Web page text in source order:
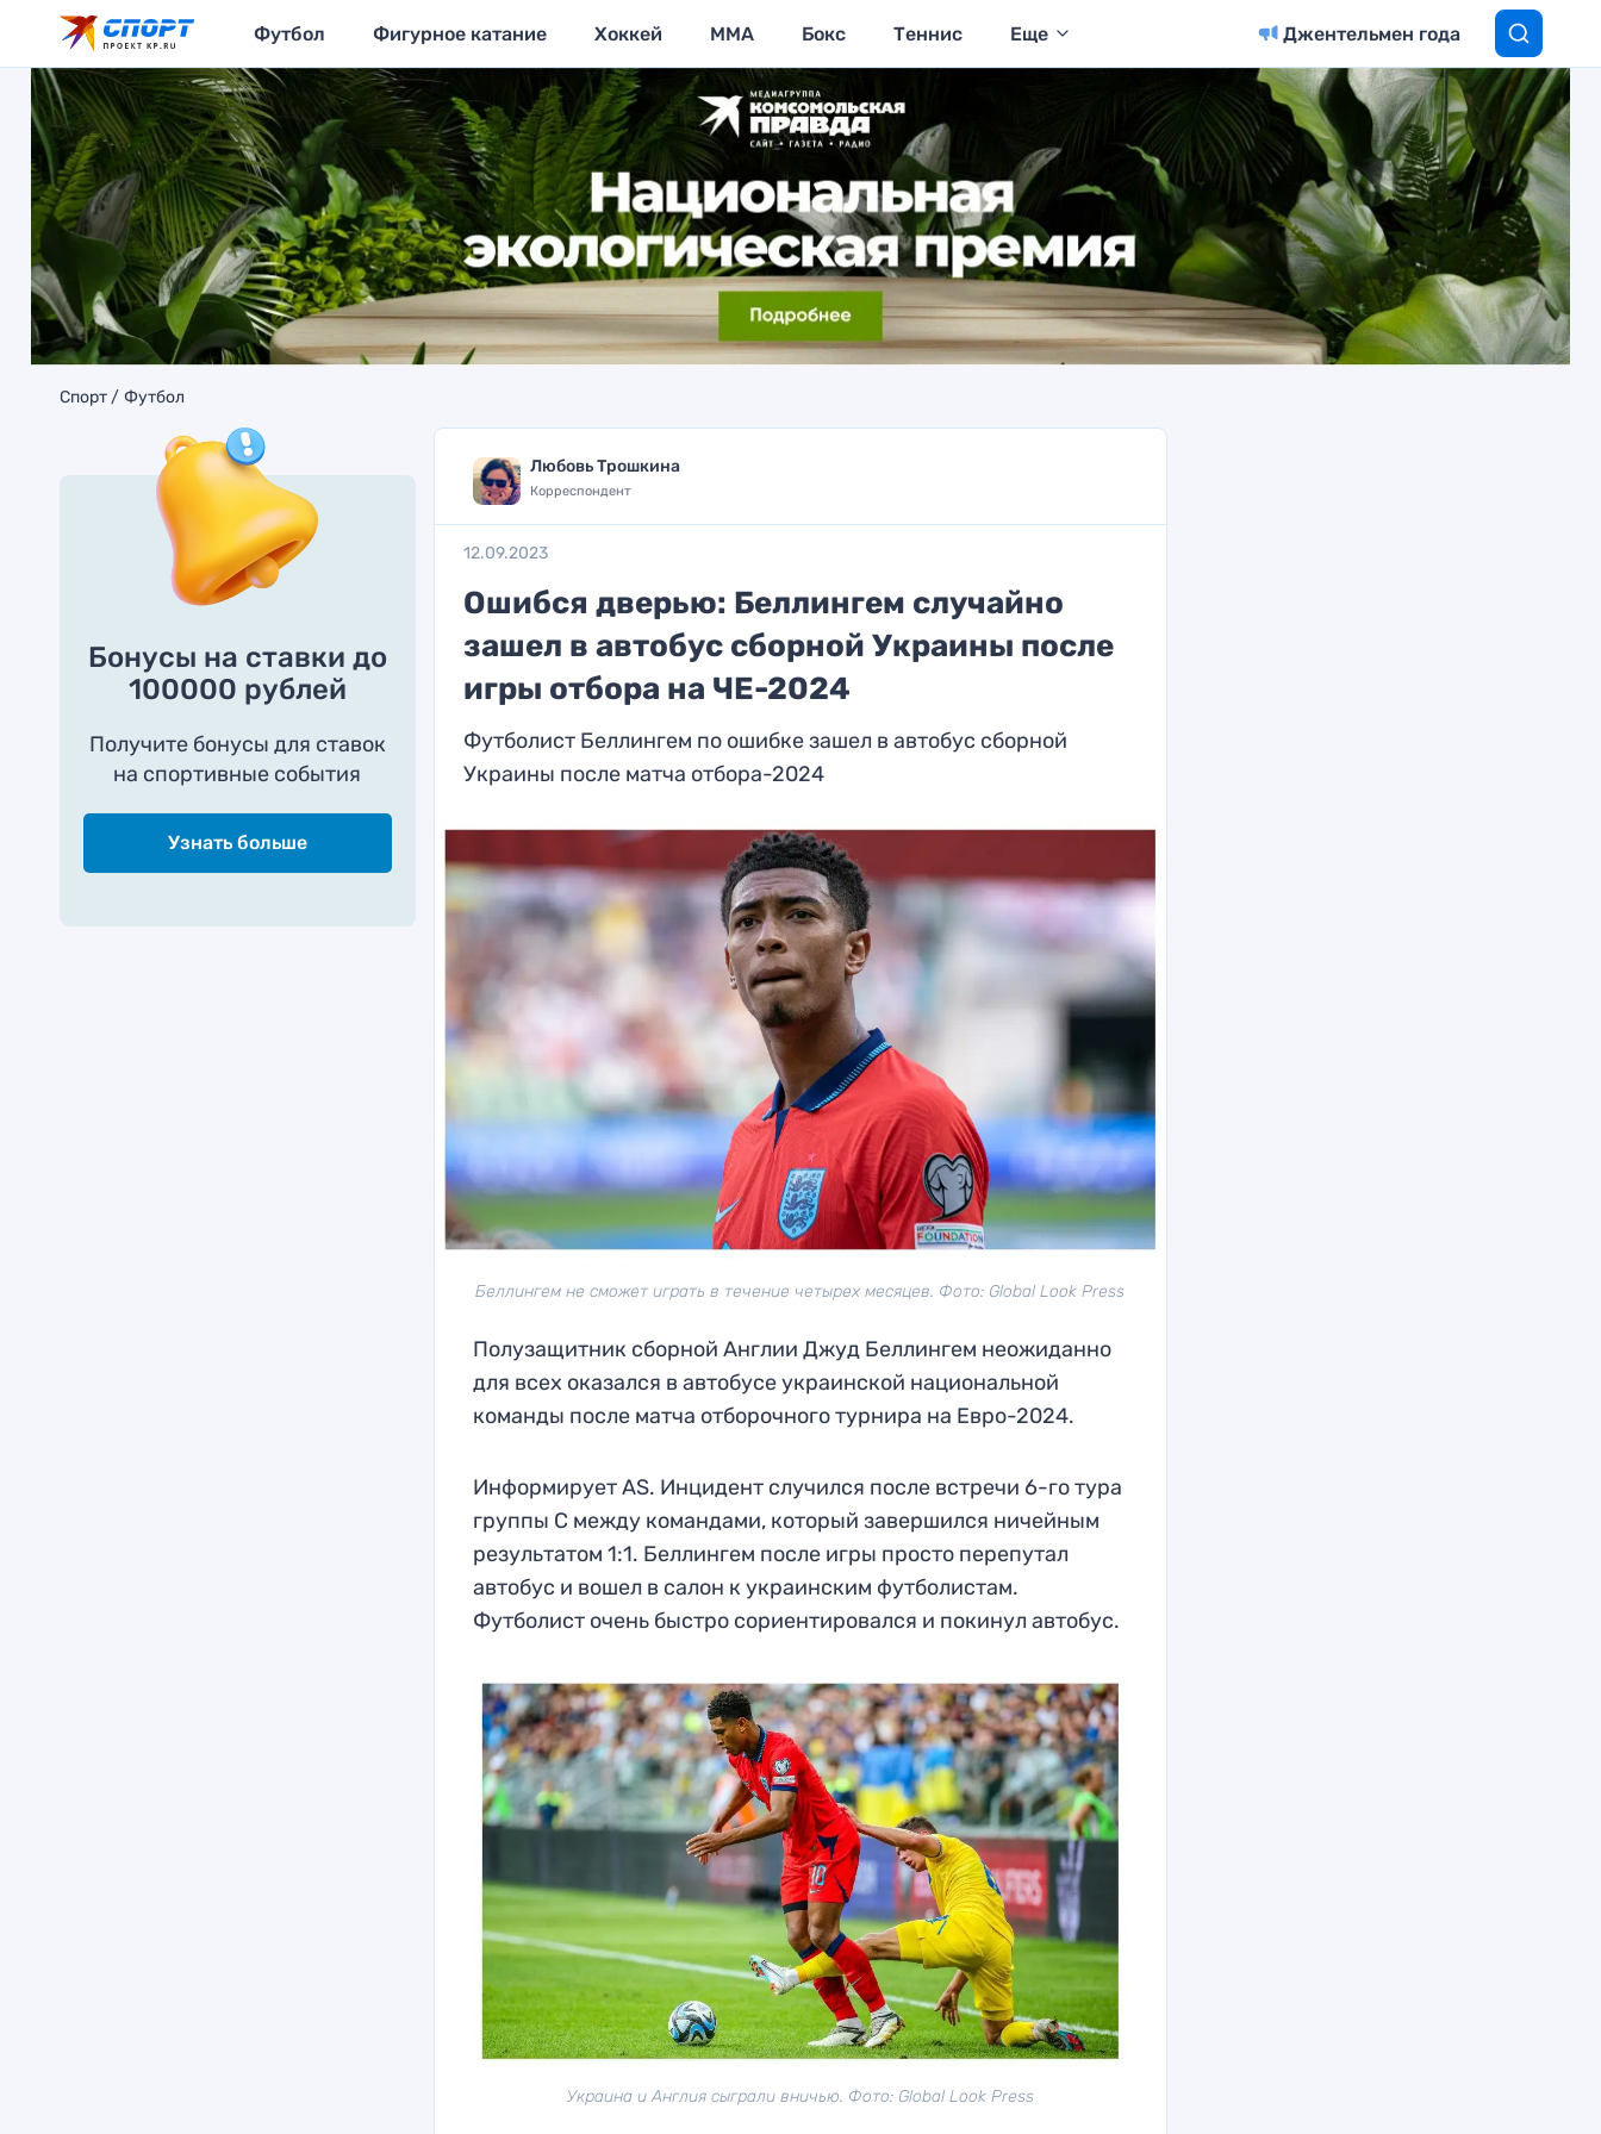
Футбол Фигурное катание Хоккей MMA Бокс Теннис Еще Джентельмен года
Спорт Футбол
Бонусы на ставки до
100000 рублей
Получите бонусы для ставок
на спортивные события
Узнать больше
Любовь Трошкина
Корреспондент
12.09.2023
Ошибся дверью: Беллингем случайно
зашел в автобус сборной Украины после
игры отбора на ЧЕ-2024
Футболист Беллингем по ошибке зашел в автобус сборной
Украины после матча отбора-2024
Беллингем не сможет играть в течение четырех месяцев. Фото: Global Look Press
Полузащитник сборной Англии Джуд Беллингем неожиданно
для всех оказался в автобусе украинской национальной
команды после матча отборочного турнира на Евро-2024.
Информирует AS. Инцидент случился после встречи 6-го тура
группы C между командами, который завершился ничейным
результатом 1:1. Беллингем после игры просто перепутал
автобус и вошел в салон к украинским футболистам.
Футболист очень быстро сориентировался и покинул автобус.
Украина и Англия сыграли вничью. Фото: Global Look Press